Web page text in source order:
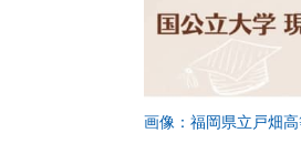
画像：福岡県立戸畑